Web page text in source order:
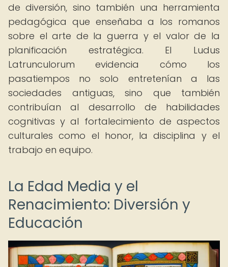
de diversión, sino también una herramienta
pedagógica que enseñaba a los romanos
sobre el arte de la guerra y el valor de la
planificación estratégica. El Ludus
Latrunculorum evidencia cómo los
pasatiempos no solo entretenían a las
sociedades antiguas, sino que también
contribuían al desarrollo de habilidades
cognitivas y al fortalecimiento de aspectos
culturales como el honor, la disciplina y el
trabajo en equipo.
La Edad Media y el
Renacimiento: Diversión y
Educación